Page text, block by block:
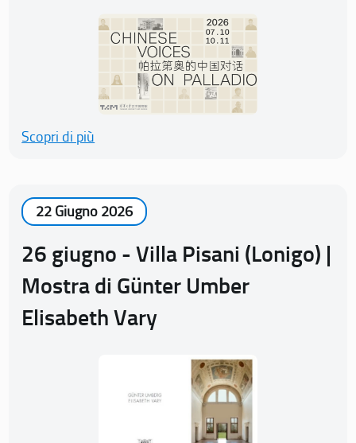
Scopri di più
22 Giugno 2026
26 giugno - Villa Pisani (Lonigo) |
Mostra di Günter Umber
Elisabeth Vary